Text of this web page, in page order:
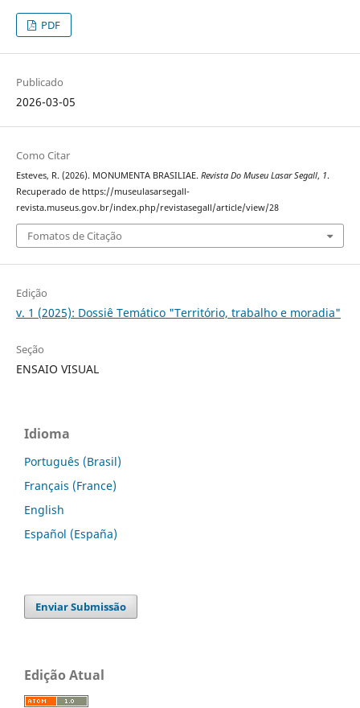
PDF
Publicado
2026-03-05
Como Citar
Esteves, R. (2026). MONUMENTA BRASILIAE. Revista Do Museu Lasar Segall, 1.
Recuperado de https://museulasarsegall-
revista.museus.gov.br/index.php/revistasegall/article/view/28
Fomatos de Citação
Edição
v. 1 (2025): Dossiê Temático "Território, trabalho e moradia"
Seção
ENSAIO VISUAL
Idioma
Português (Brasil)
Français (France)
English
Español (España)
Enviar Submissão
Edição Atual